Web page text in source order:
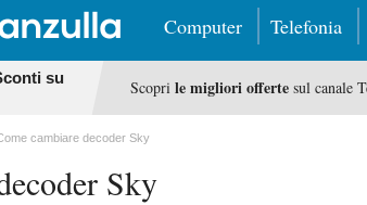
Computer Telefonia
su
Scopri le migliori offertesul canale
cambiare decoder Sky
Sky